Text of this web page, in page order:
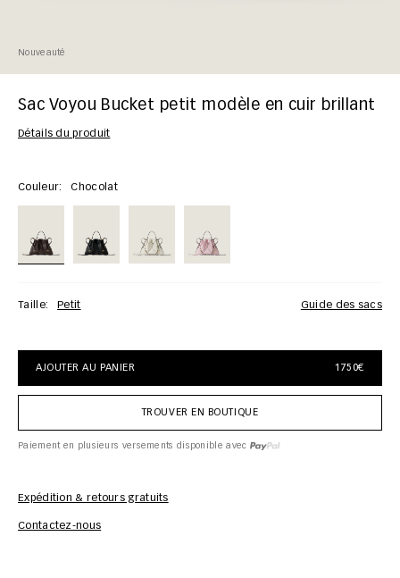
Nouveauté
Sac Voyou Bucket petit modèle en cuir brillant
Détails du produit
Couleur: Chocolat
Taille: Petit Guide des sacs
AJOUTER AU PANIER 1750€
TROUVER EN BOUTIQUE
Paiement en plusieurs versements disponible avec
Expédition & retours gratuits
Contactez-nous